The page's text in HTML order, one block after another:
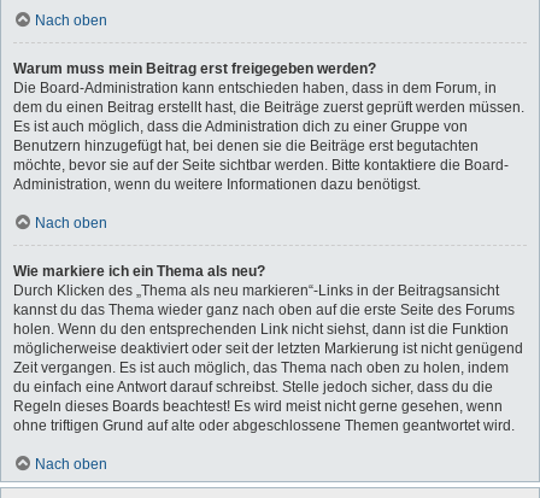
Nach oben
Warum muss mein Beitrag erst freigegeben werden?
Die Board-Administration kann entschieden haben, dass in dem Forum, in
dem du einen Beitrag erstellt hast, die Beiträge zuerst geprüft werden müssen.
Es ist auch möglich, dass die Administration dich zu einer Gruppe von
Benutzern hinzugefügt hat, bei denen sie die Beiträge erst begutachten
möchte, bevor sie auf der Seite sichtbar werden. Bitte kontaktiere die Board-
Administration, wenn du weitere Informationen dazu benötigst.
Nach oben
Wie markiere ich ein Thema als neu?
Durch Klicken des „Thema als neu markieren“-Links in der Beitragsansicht
kannst du das Thema wieder ganz nach oben auf die erste Seite des Forums
holen. Wenn du den entsprechenden Link nicht siehst, dann ist die Funktion
möglicherweise deaktiviert oder seit der letzten Markierung ist nicht genügend
Zeit vergangen. Es ist auch möglich, das Thema nach oben zu holen, indem
du einfach eine Antwort darauf schreibst. Stelle jedoch sicher, dass du die
Regeln dieses Boards beachtest! Es wird meist nicht gerne gesehen, wenn
ohne triftigen Grund auf alte oder abgeschlossene Themen geantwortet wird.
Nach oben